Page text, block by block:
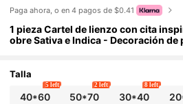
Paga ahora, o en 4 pagos de $0.41
1 pieza Cartel de lienzo con cita
obre Sativa e Indica - Decoración de
a de estar, dormitorio, oficina -
texto enmarcada opcional, arte de
arcado
Talla
40*60
5 left
50*70
2 left
30*40
8 left